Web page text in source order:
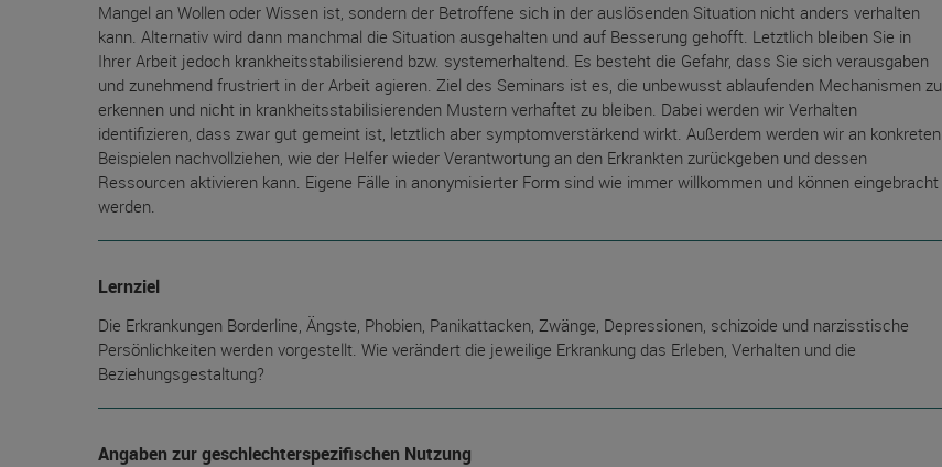
Mangel an Wollen oder Wissen ist, sondern der Betroffene sich in der auslösenden Situation nicht anders verhalten
kann. Alternativ wird dann manchmal die Situation ausgehalten und auf Besserung gehofft. Letztlich bleiben Sie in
Ihrer Arbeit jedoch krankheitsstabilisierend bzw. systemerhaltend. Es besteht die Gefahr, dass Sie sich verausgaben
und zunehmend frustriert in der Arbeit agieren. Ziel des Seminars ist es, die unbewusst ablaufenden Mechanismen zu
erkennen und nicht in krankheitsstabilisierenden Mustern verhaftet zu bleiben. Dabei werden wir Verhalten
identifizieren, dass zwar gut gemeint ist, letztlich aber symptomverstärkend wirkt. Außerdem werden wir an konkreten
Beispielen nachvollziehen, wie der Helfer wieder Verantwortung an den Erkrankten zurückgeben und dessen
Ressourcen aktivieren kann. Eigene Fälle in anonymisierter Form sind wie immer willkommen und können eingebracht
werden.
Lernziel
Die Erkrankungen Borderline, Ängste, Phobien, Panikattacken, Zwänge, Depressionen, schizoide und narzisstische
Persönlichkeiten werden vorgestellt. Wie verändert die jeweilige Erkrankung das Erleben, Verhalten und die
Beziehungsgestaltung?
Angaben zur geschlechterspezifischen Nutzung